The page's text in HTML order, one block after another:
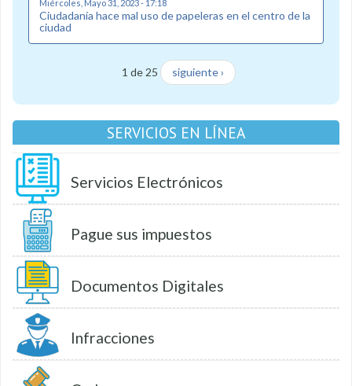
Miércoles, Mayo 31, 2023 - 17:18
Ciudadanía hace mal uso de papeleras en el centro de la
ciudad
1 de 25 siguiente ›
SERVICIOS EN LÍNEA
Servicios Electrónicos
Pague sus impuestos
Documentos Digitales
Infracciones